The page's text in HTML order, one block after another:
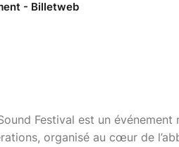
Festival est un
organisé au cœur de